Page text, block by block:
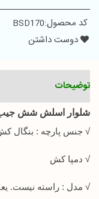
کد محصول:BSD170
دوست داشتن
توضیحات
شلوار اسلش شش جیب
√ جنس پارچه : بنگال
√ دمپا کش
√ مدل : راسته نیست.